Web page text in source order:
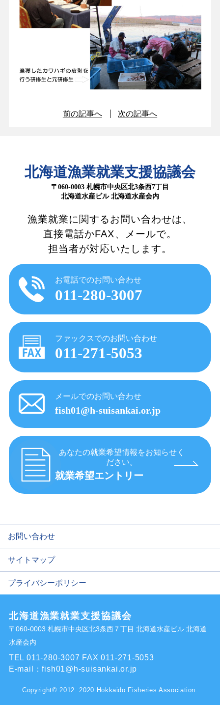
前の記事へ 次の記事へ
北海道漁業就業支援協議会
〒060-0003 札幌市中央区北3条西7丁目
北海道水産ビル 北海道水産会内
漁業就業に関するお問い合わせは、
直接電話かFAX、メールで。
担当者が対応いたします。
お電話でのお問い合わせ
011-280-3007
ファックスでのお問い合わせ
011-271-5053
メールでのお問い合わせ
fish01@h-suisankai.or.jp
あなたの就業希望情報をお知らせく
ださい。
就業希望エントリー
お問い合わせ
サイトマップ
プライバシーポリシー
北海道漁業就業支援協議会
〒060-0003 札幌市中央区北3条西７丁目 北海道水産ビル 北海道
水産会内
TEL 011-280-3007 FAX 011-271-5053
E-mail：fish01@h-suisankai.or.jp
Copyright© 2012. 2020 Hokkaido Fisheries Association.